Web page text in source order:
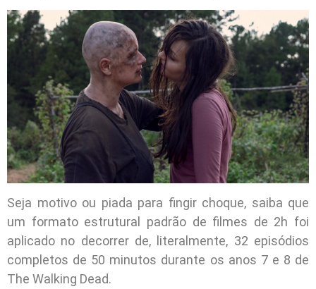
Seja motivo ou piada para fingir choque, saiba que
um formato estrutural padrão de filmes de 2h foi
aplicado no decorrer de, literalmente, 32 episódios
completos de 50 minutos durante os anos 7 e 8 de
The Walking Dead.